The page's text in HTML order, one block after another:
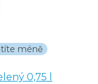
méně
0,75 l